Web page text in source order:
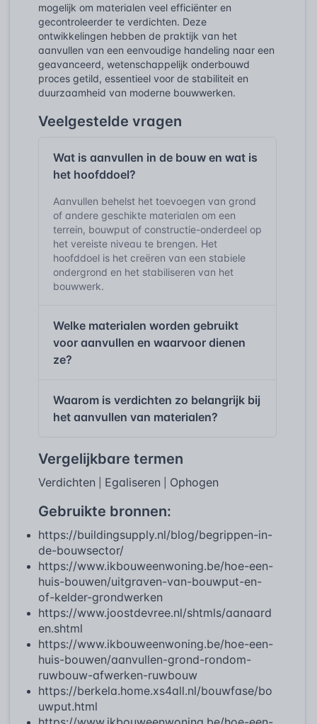
mogelijk om materialen veel efficiënter en
gecontroleerder te verdichten. Deze
ontwikkelingen hebben de praktijk van het
aanvullen van een eenvoudige handeling naar een
geavanceerd, wetenschappelijk onderbouwd
proces getild, essentieel voor de stabiliteit en
duurzaamheid van moderne bouwwerken.
Veelgestelde vragen
Wat is aanvullen in de bouw en wat is
het hoofddoel?
Aanvullen behelst het toevoegen van grond
of andere geschikte materialen om een
terrein, bouwput of constructie-onderdeel op
het vereiste niveau te brengen. Het
hoofddoel is het creëren van een stabiele
ondergrond en het stabiliseren van het
bouwwerk.
Welke materialen worden gebruikt
voor aanvullen en waarvoor dienen
ze?
Waarom is verdichten zo belangrijk bij
het aanvullen van materialen?
Vergelijkbare termen
Verdichten Egaliseren Ophogen
Gebruikte bronnen:
https://buildingsupply.nl/blog/begrippen-in-
de-bouwsector/
https://www.ikbouweenwoning.be/hoe-een-
huis-bouwen/uitgraven-van-bouwput-en-
of-kelder-grondwerken
https://www.joostdevree.nl/shtmls/aanaard
en.shtml
https://www.ikbouweenwoning.be/hoe-een-
huis-bouwen/aanvullen-grond-rondom-
ruwbouw-afwerken-ruwbouw
https://berkela.home.xs4all.nl/bouwfase/bo
uwput.html